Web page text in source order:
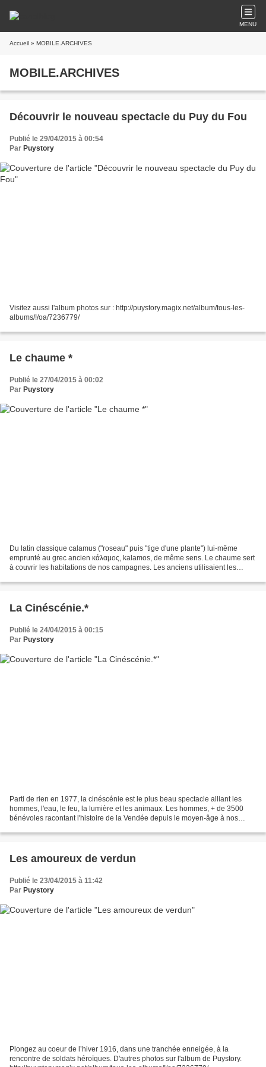
MENU
Accueil » MOBILE.ARCHIVES
MOBILE.ARCHIVES
Découvrir le nouveau spectacle du Puy du Fou
Publié le 29/04/2015 à 00:54
Par Puystory
Visitez aussi l'album photos sur : http://puystory.magix.net/album/tous-les-
albums/!/oa/7236779/
Le chaume *
Publié le 27/04/2015 à 00:02
Par Puystory
Du latin classique calamus ("roseau" puis "tige d'une plante") lui-même
emprunté au grec ancien κάλαμος, kalamos, de même sens. Le chaume sert
à couvrir les habitations de nos campagnes. Les anciens utilisaient les
La Cinéscénie.*
Publié le 24/04/2015 à 00:15
Par Puystory
Parti de rien en 1977, la cinéscénie est le plus beau spectacle alliant les
hommes, l'eau, le feu, la lumière et les animaux. Les hommes, + de 3500
bénévoles racontant l'histoire de la Vendée depuis le moyen-âge à nos
Les amoureux de verdun
Publié le 23/04/2015 à 11:42
Par Puystory
Plongez au coeur de l’hiver 1916, dans une tranchée enneigée, à la
rencontre de soldats héroïques. D'autres photos sur l'album de Puystory.